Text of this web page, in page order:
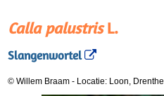
Calla palustrisL.
Slangenwortel
© Willem Braam - Locatie: Loon, Drenthe